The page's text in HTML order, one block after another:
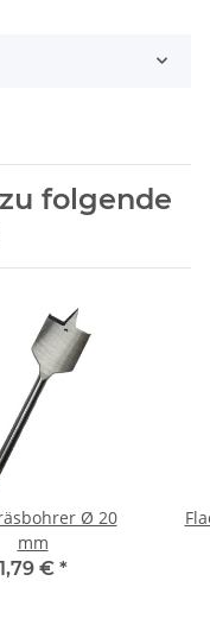
folgende
Ø 20
mm
1,79 € *